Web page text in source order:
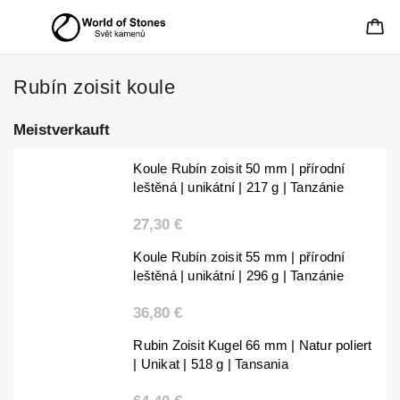
Rubín zoisit koule
Meistverkauft
Koule Rubín zoisit 50 mm | přírodní
leštěná | unikátní | 217 g | Tanzánie
27,30 €
Koule Rubín zoisit 55 mm | přírodní
leštěná | unikátní | 296 g | Tanzánie
36,80 €
Rubin Zoisit Kugel 66 mm | Natur poliert
| Unikat | 518 g | Tansania